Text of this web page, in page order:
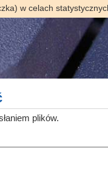
w celach
plików.